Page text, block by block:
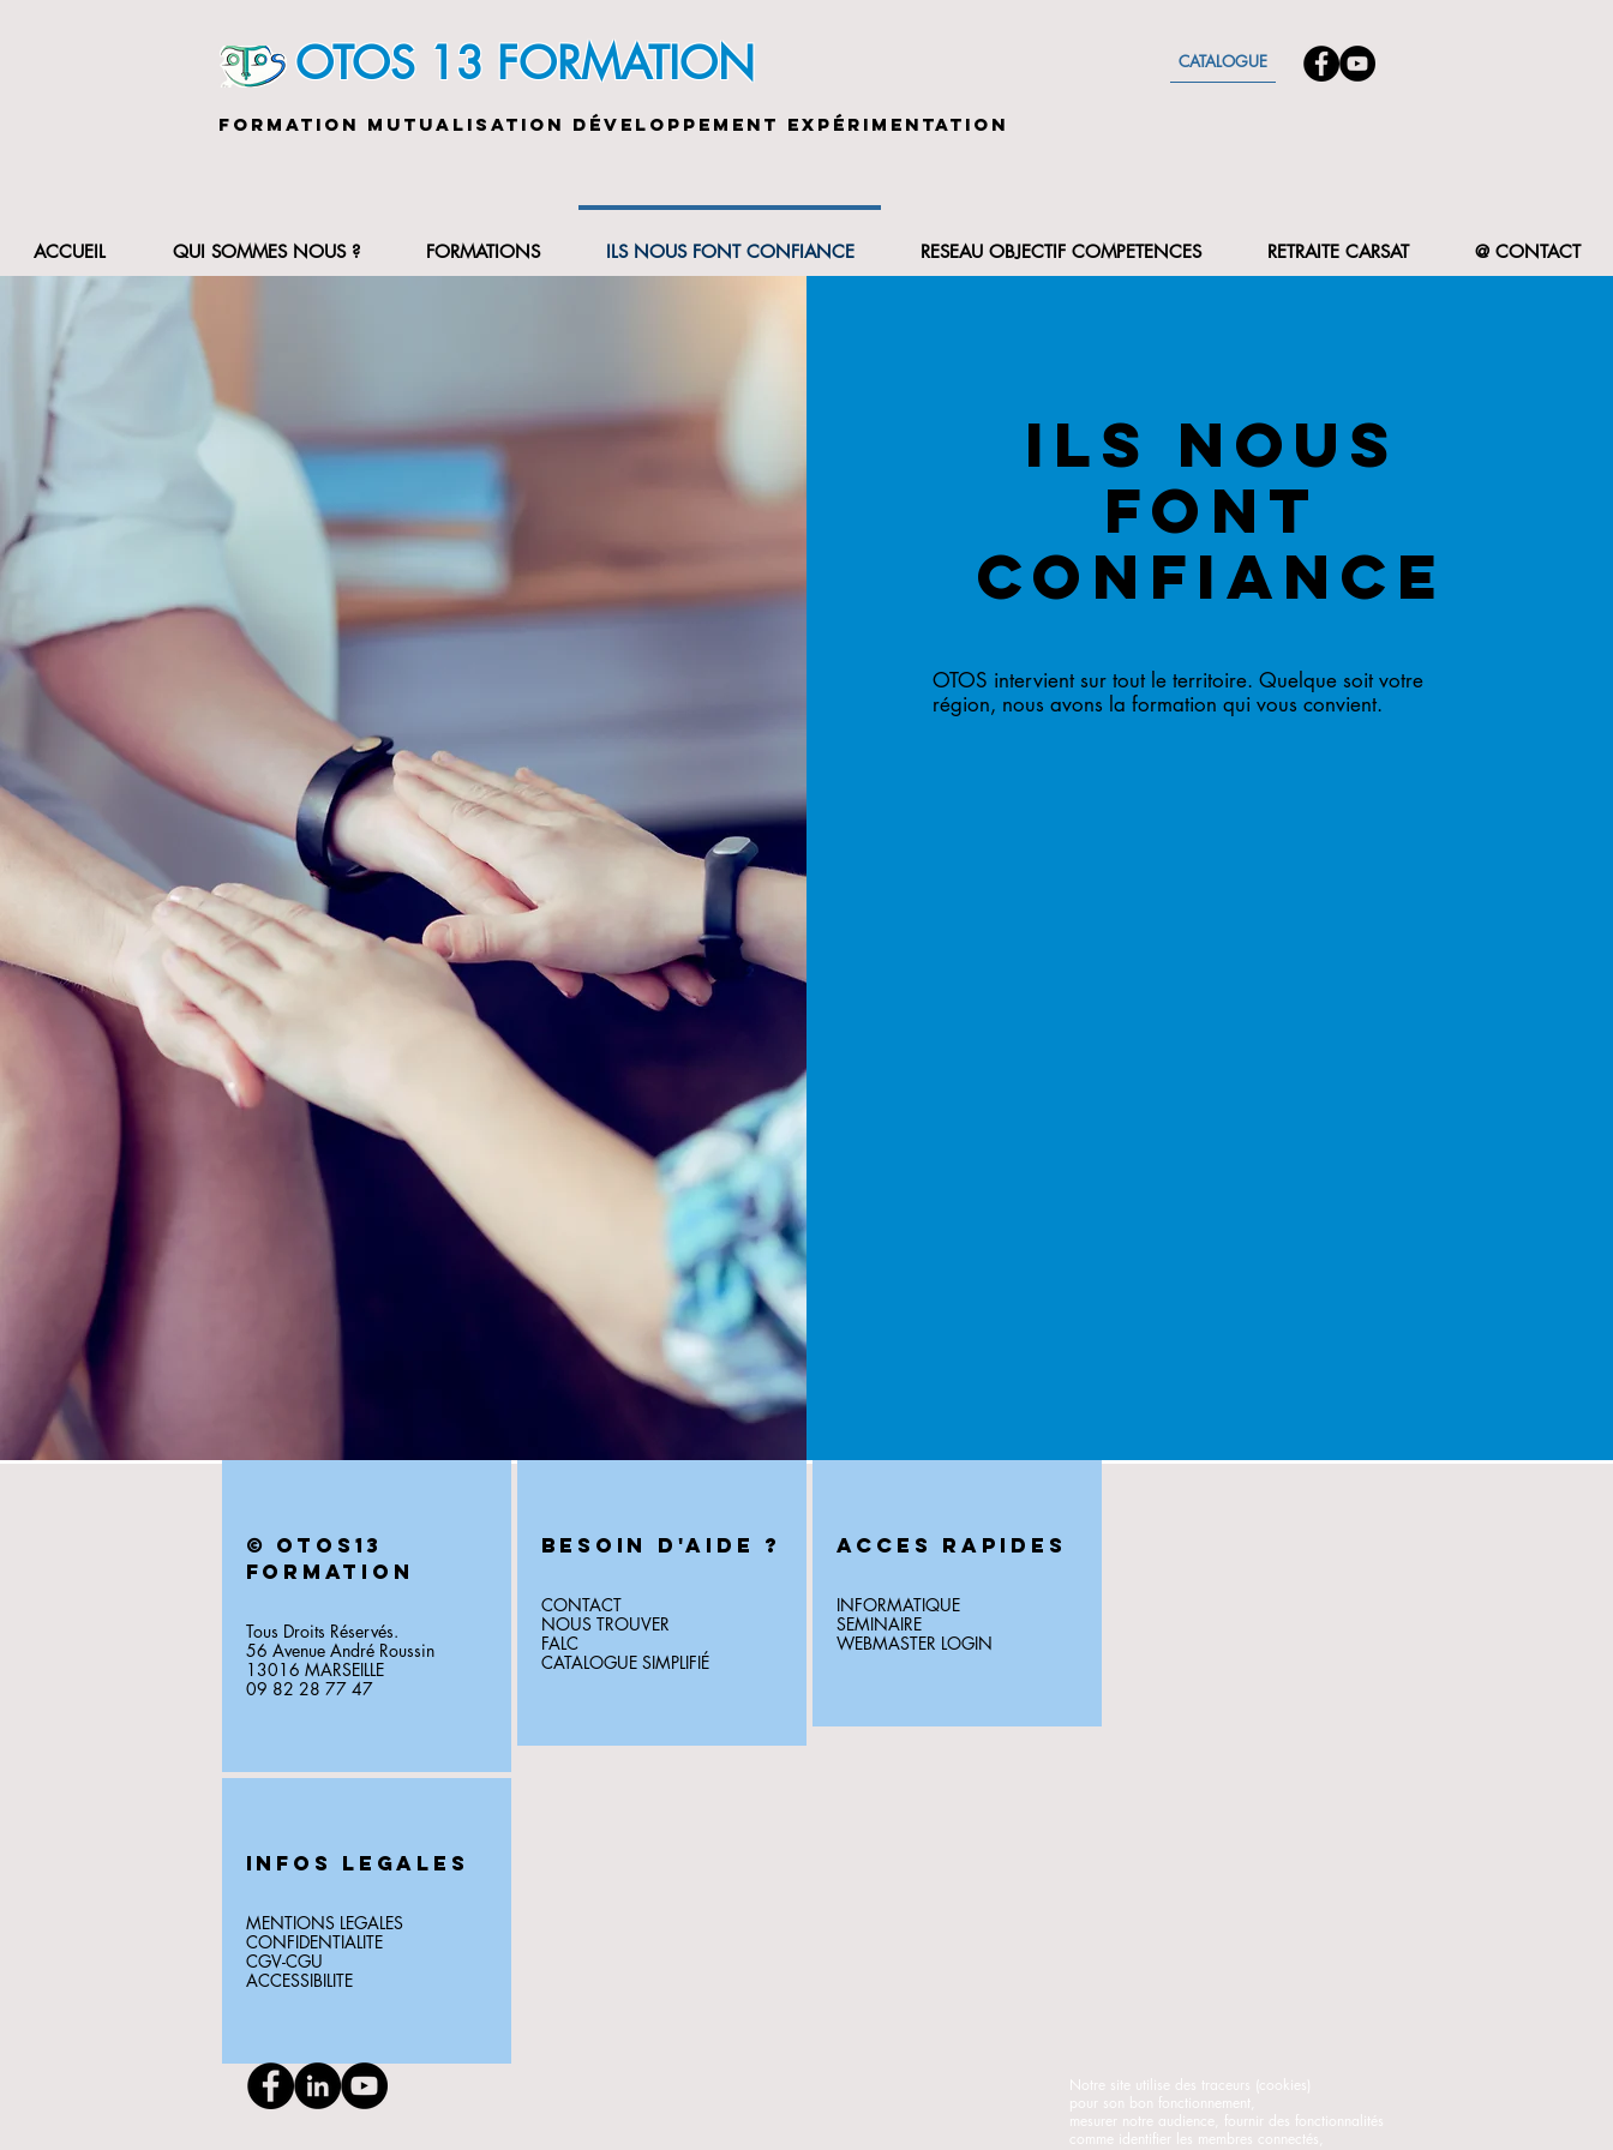
OTOS 13 FORMATION CATALOGUE
FORMATION MUTUALISATION DÉVELOPPEMENT EXPÉRIMENTATION
ACCUEIL QUI SOMMES NOUS ? FORMATIONS ILS NOUS FONT CONFIANCE RESEAU OBJECTIF COMPETENCES RETRAITE CARSAT @ CONTACT
ILS NOUS
FONT
CONFIANCE
OTOS intervient sur tout le territoire. Quelque soit votre
région, nous avons la formation qui vous convient.
© OTOS13
FORMATION
Tous Droits Réservés.
56 Avenue André Roussin
13016 MARSEILLE
09 82 28 77 47
BESOIN D'AIDE ?
CONTACT
NOUS TROUVER
FALC
CATALOGUE SIMPLIFIÉ
ACCES RAPIDES
INFORMATIQUE
SEMINAIRE
WEBMASTER LOGIN
INFOS LEGALES
MENTIONS LEGALES
CONFIDENTIALITE
CGV-CGU
ACCESSIBILITE
Notre site utilise des traceurs (cookies)
pour son bon fonctionnement,
mesurer notre audience, fournir des fonctionnalités
comme identifier les membres connectés,